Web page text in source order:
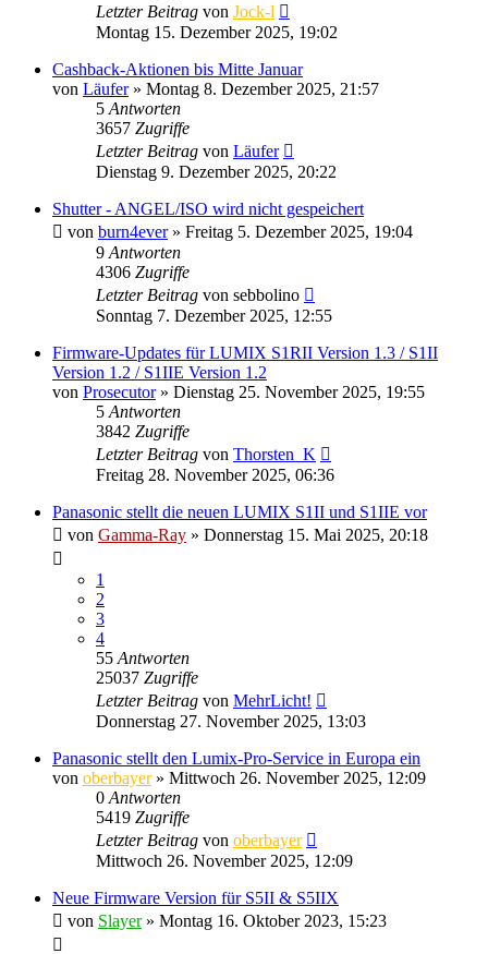
Letzter Beitrag von Jock-l
Montag 15. Dezember 2025, 19:02
Cashback-Aktionen bis Mitte Januar
von Läufer» Montag 8. Dezember 2025, 21:57
5 Antworten
3657 Zugriffe
Letzter Beitrag von Läufer
Dienstag 9. Dezember 2025, 20:22
Shutter - ANGEL/ISO wird nicht gespeichert
von burn4ever» Freitag 5. Dezember 2025, 19:04
9 Antworten
4306 Zugriffe
Letzter Beitrag von sebbolino
Sonntag 7. Dezember 2025, 12:55
Firmware-Updates für LUMIX S1RII Version 1.3 / S1II
Version 1.2 / S1IIE Version 1.2
von Prosecutor» Dienstag 25. November 2025, 19:55
5 Antworten
3842 Zugriffe
Letzter Beitrag von Thorsten_K
Freitag 28. November 2025, 06:36
Panasonic stellt die neuen LUMIX S1II und S1IIE vor
von Gamma-Ray » Donnerstag 15. Mai 2025, 20:18
1
2
3
4
55 Antworten
25037 Zugriffe
Letzter Beitrag von MehrLicht!
Donnerstag 27. November 2025, 13:03
Panasonic stellt den Lumix-Pro-Service in Europa ein
von oberbayer» Mittwoch 26. November 2025, 12:09
0 Antworten
5419 Zugriffe
Letzter Beitrag von oberbayer
Mittwoch 26. November 2025, 12:09
Neue Firmware Version für S5II & S5IIX
von Slayer» Montag 16. Oktober 2023, 15:23